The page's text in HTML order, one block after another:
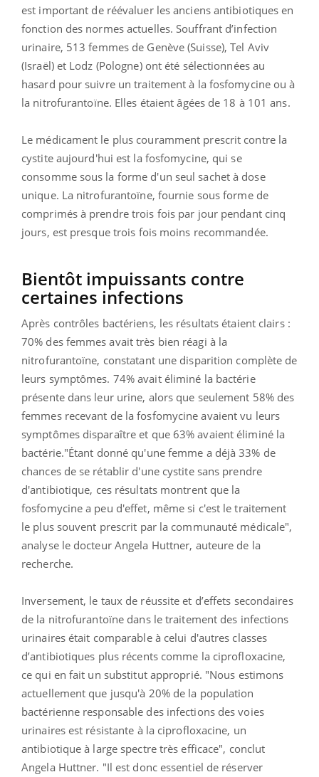
est important de réévaluer les anciens antibiotiques en
fonction des normes actuelles. Souffrant d’infection
urinaire, 513 femmes de Genève (Suisse), Tel Aviv
(Israël) et Lodz (Pologne) ont été sélectionnées au
hasard pour suivre un traitement à la fosfomycine ou à
la nitrofurantoïne. Elles étaient âgées de 18 à 101 ans.
Le médicament le plus couramment prescrit contre la
cystite aujourd'hui est la fosfomycine, qui se
consomme sous la forme d'un seul sachet à dose
unique. La nitrofurantoïne, fournie sous forme de
comprimés à prendre trois fois par jour pendant cinq
jours, est presque trois fois moins recommandée.
Bientôt impuissants contre
certaines infections
Après contrôles bactériens, les résultats étaient clairs :
70% des femmes avait très bien réagi à la
nitrofurantoïne, constatant une disparition complète de
leurs symptômes. 74% avait éliminé la bactérie
présente dans leur urine, alors que seulement 58% des
femmes recevant de la fosfomycine avaient vu leurs
symptômes disparaître et que 63% avaient éliminé la
bactérie."Étant donné qu'une femme a déjà 33% de
chances de se rétablir d'une cystite sans prendre
d'antibiotique, ces résultats montrent que la
fosfomycine a peu d'effet, même si c'est le traitement
le plus souvent prescrit par la communauté médicale",
analyse le docteur Angela Huttner, auteure de la
recherche.
Inversement, le taux de réussite et d’effets secondaires
de la nitrofurantoïne dans le traitement des infections
urinaires était comparable à celui d'autres classes
d’antibiotiques plus récents comme la ciprofloxacine,
ce qui en fait un substitut approprié. "Nous estimons
actuellement que jusqu'à 20% de la population
bactérienne responsable des infections des voies
urinaires est résistante à la ciprofloxacine, un
antibiotique à large spectre très efficace", conclut
Angela Huttner. "Il est donc essentiel de réserver